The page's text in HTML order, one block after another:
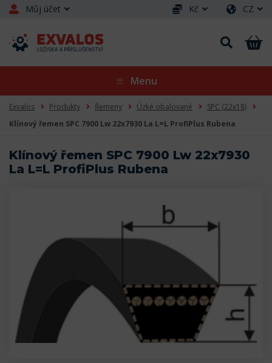
Můj účet Kč CZ
Menu
Exvalos Produkty Řemeny Úzké obalované
SPC (22x18)
Klínový řemen SPC 7900 Lw 22x7930 La L=L ProfiPlus Rubena
Klínový řemen SPC 7900 Lw 22x7930
La L=L ProfiPlus Rubena